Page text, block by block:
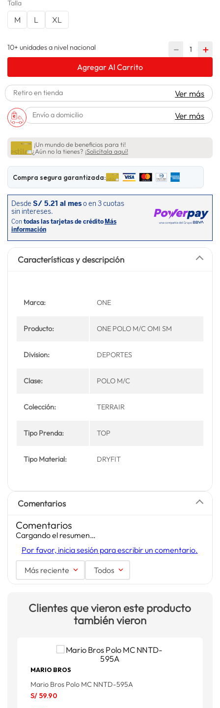
10. spiderman
Talla
M L XL
10+ unidades a nivel nacional ＋
－
Agregar Al Carrito
Retiro en tienda Ver más
Envío a domicilio Ver más
¡Un mundo de beneficios para ti!
¿Aún no la tienes? ¡Solicítala aquí!
Compra segura garantizada:
Características y descripción
Marca: ONE
Producto: ONE POLO M/C OMI SM
Division: DEPORTES
Clase: POLO M/C
Colección: TERRAIR
Tipo Prenda: TOP
Tipo Material: DRYFIT
Comentarios
Comentarios
Cargando el resumen…
Por favor, inicia sesión para escribir un comentario.
Más reciente Todos
Clientes que vieron este producto
también vieron
MARIO BROS
Mario Bros Polo MC NNTD-595A
S/ 59.90